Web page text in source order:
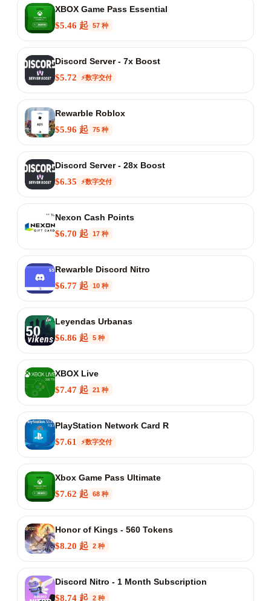
XBOX Game Pass Essential
$5.46 起
57 种
Discord Server - 7x Boost
$5.72
⚡数字交付
Rewarble Roblox
$5.96 起
75 种
Discord Server - 28x Boost
$6.35
⚡数字交付
Nexon Cash Points
$6.70 起
17 种
Rewarble Discord Nitro
$6.77 起
10 种
Leyendas Urbanas
$6.86 起
5 种
XBOX Live
$7.47 起
21 种
PlayStation Network Card R
$7.61
⚡数字交付
Xbox Game Pass Ultimate
$7.62 起
68 种
Honor of Kings - 560 Tokens
$8.20 起
2 种
Discord Nitro - 1 Month Subscription
$8.74 起
2 种